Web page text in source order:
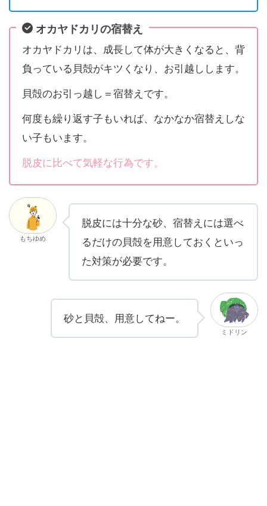
オカヤドカリの宿替え
オカヤドカリは、成長して体が大きくなると、背
負っている貝殻がキツくなり、お引越しします。
貝殻のお引っ越し＝宿替えです。
何度も繰り返す子もいれば、なかなか宿替えしな
い子もいます。
脱皮に比べて気軽な行為です。
もちゆめ
脱皮には十分な砂、宿替えには選べ
るだけの貝殻を用意しておくといっ
た対策が必要です。
砂と貝殻、用意してねー。
ミドリン